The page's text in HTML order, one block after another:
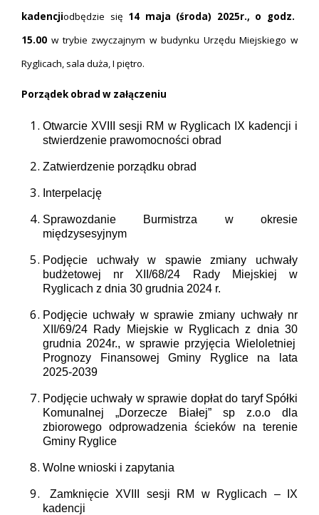
kadencjiodbędzie się 14 maja (środa) 2025r., o godz.
15.00 w trybie zwyczajnym w budynku Urzędu Miejskiego w
Ryglicach, sala duża, I piętro.
Porządek obrad w załączeniu
Otwarcie XVIII sesji RM w Ryglicach IX kadencji i
stwierdzenie prawomocności obrad
Zatwierdzenie porządku obrad
Interpelację
Sprawozdanie Burmistrza w okresie
międzysesyjnym
Podjęcie uchwały w spawie zmiany uchwały
budżetowej nr XII/68/24
Rady Miejskiej w
Ryglicach z dnia 30 grudnia 2024 r.
Podjęcie uchwały w sprawie zmiany uchwały nr
XII/69/24 Rady Miejskie w Ryglicach z dnia 30
grudnia 2024r., w sprawie przyjęcia Wieloletniej
Prognozy Finansowej Gminy Ryglice na lata
2025-2039
Podjęcie uchwały w sprawie dopłat do taryf Spółki
Komunalnej „Dorzecze Białej” sp z.o.o dla
zbiorowego odprowadzenia ścieków na terenie
Gminy Ryglice
Wolne wnioski i zapytania
Zamknięcie XVIII sesji RM w Ryglicach – IX
kadencji